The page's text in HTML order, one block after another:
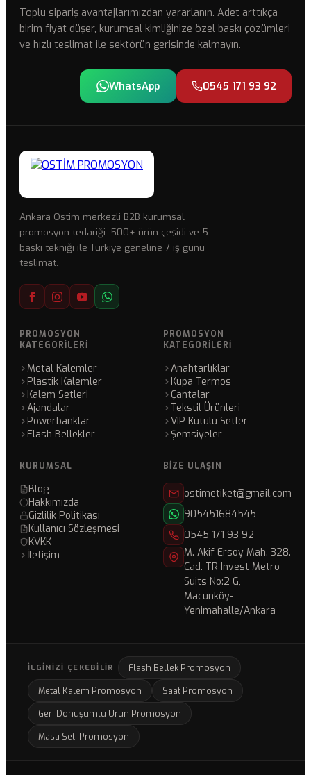
Toplu sipariş avantajlarımızdan yararlanın. Adet arttıkça
birim fiyat düşer, kurumsal kimliğinize özel baskı çözümleri
ve hızlı teslimat ile sektörün gerisinde kalmayın.
WhatsApp 0545 171 93 92
Ankara Ostim merkezli B2B kurumsal
promosyon tedariği. 500+ ürün çeşidi ve 5
baskı tekniği ile Türkiye geneline 7 iş günü
teslimat.
PROMOSYON
KATEGORILERI
Metal Kalemler
Plastik Kalemler
Kalem Setleri
Ajandalar
Powerbanklar
Flash Bellekler
PROMOSYON
KATEGORILERI
Anahtarlıklar
Kupa Termos
Çantalar
Tekstil Ürünleri
VIP Kutulu Setler
Şemsiyeler
KURUMSAL
Blog
Hakkımızda
Gizlilik Politikası
Kullanıcı Sözleşmesi
KVKK
İletişim
BIZE ULAŞIN
ostimetiket@gmail.com
905451684545
0545 171 93 92
M. Akif Ersoy Mah. 328.
Cad. TR Invest Metro
Suits No:2 G,
Macunköy-
Yenimahalle/Ankara
İLGINIZI ÇEKEBILIR
Flash Bellek Promosyon
Metal Kalem Promosyon
Saat Promosyon
Geri Dönüşümlü Ürün Promosyon
Masa Seti Promosyon